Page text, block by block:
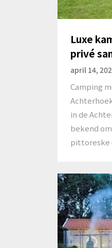
Luxe
privé
april 14,
Camping
in de
bekend